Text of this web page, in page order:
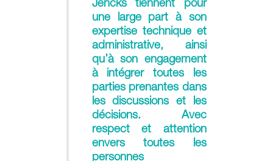
une large part à son
expertise technique et
administrative, ainsi
qu’à son engagement
à intégrer toutes les
parties prenantes dans
les discussions et les
décisions. Avec
respect et attention
envers toutes les
personnes